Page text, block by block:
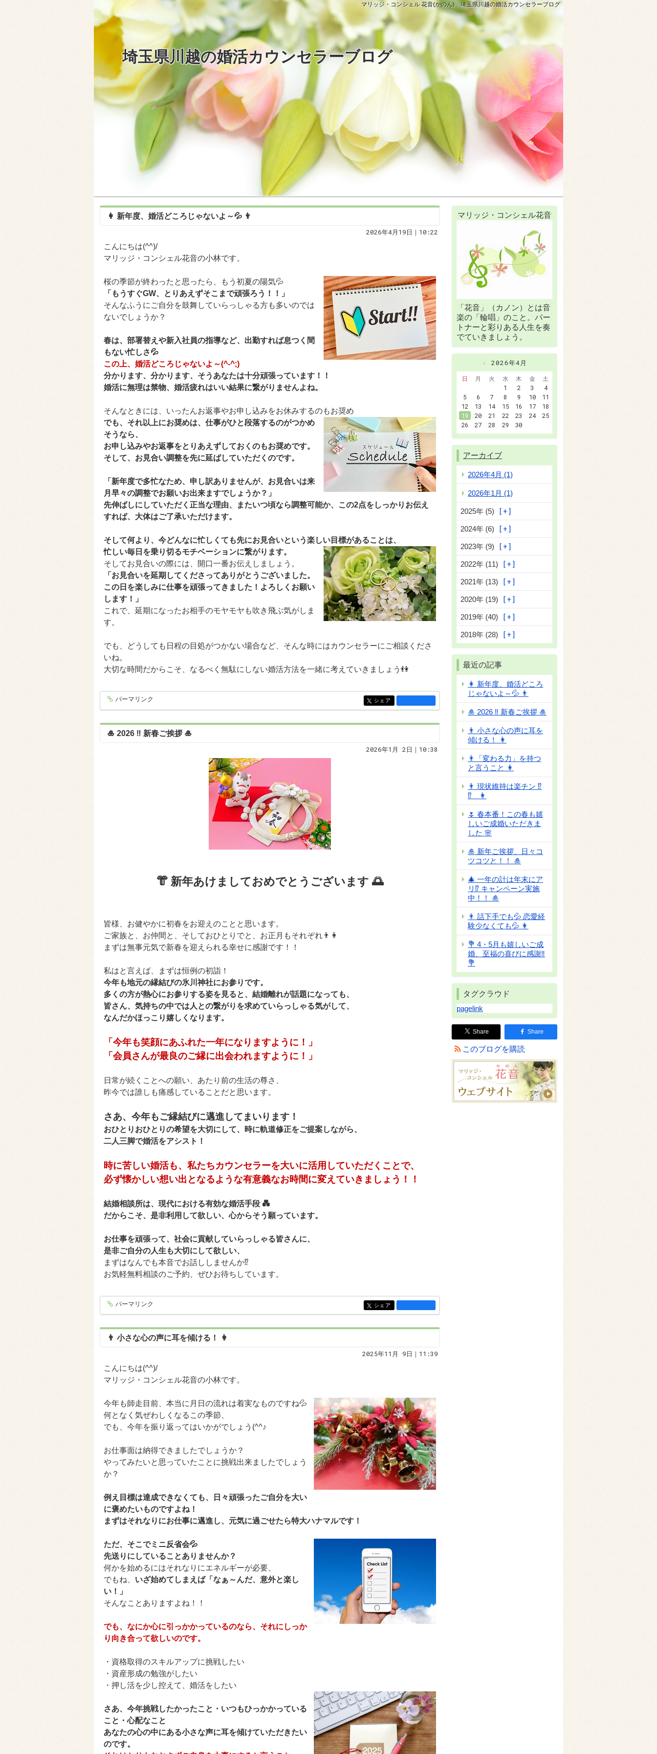
マリッジ・コンシェル 花音(かのん) 埼玉県川越の婚活カウンセラーブログ
埼玉県川越の婚活カウンセラーブログ
👩 新年度、婚活どころじゃないよ～💦 👨
2026年4月19日｜10:22
こんにちは(^^)/
マリッジ・コンシェル花音の小林です。
桜の季節が終わったと思ったら、もう初夏の陽気💦
「もうすぐGW、とりあえずそこまで頑張ろう！！」
そんなふうにご自分を鼓舞していらっしゃる方も多いのでは
ないでしょうか？
春は、部署替えや新入社員の指導など、出勤すれば息つく間
もない忙しさ💦
この上、婚活どころじゃないよ～(^-^;)
分かります、分かります、そうあなたは十分頑張っています！！
婚活に無理は禁物、婚活疲れはいい結果に繋がりませんよね。
そんなときには、いったんお返事やお申し込みをお休みするのもお奨め
でも、それ以上にお奨めは、仕事がひと段落するのがつかめ
そうなら、
お申し込みやお返事をとりあえずしておくのもお奨めです。
そして、お見合い調整を先に延ばしていただくのです。
「新年度で多忙なため、申し訳ありませんが、お見合いは来
月早々の調整でお願いお出来ますでしょうか？」
先伸ばしにしていただく正当な理由、またいつ頃なら調整可能か、この2点をしっかりお伝え
すれば、大体はご了承いただけます。
そして何より、今どんなに忙しくても先にお見合いという楽しい目標があることは、
忙しい毎日を乗り切るモチベーションに繋がります。
そしてお見合いの際には、開口一番お伝えしましょう。
「お見合いを延期してくださってありがとうございました。
この日を楽しみに仕事を頑張ってきました！よろしくお願い
します！」
これで、延期になったお相手のモヤモヤも吹き飛ぶ気がしま
す。
でも、どうしても日程の目処がつかない場合など、そんな時にはカウンセラーにご相談くださ
いね。
大切な時間だからこそ、なるべく無駄にしない婚活方法を一緒に考えていきましょう👫
entry1544
パーマリンク entry1544
シェア
🎍 2026 ‼ 新春ご挨拶 🎍
2026年1月 2日｜10:38
👘 新年あけましておめでとうございます 🌅
皆様、お健やかに初春をお迎えのことと思います。
ご家族と、お仲間と、そしておひとりでと、お正月もそれぞれ👨👩
まずは無事元気で新春を迎えられる幸せに感謝です！！
私はと言えば、まずは恒例の初詣！
今年も地元の縁結びの氷川神社にお参りです。
多くの方が熱心にお参りする姿を見ると、結婚離れが話題になっても、
皆さん、気持ちの中では人との繋がりを求めていらっしゃる気がして、
なんだかほっこり嬉しくなります。
「今年も笑顔にあふれた一年になりますように！」
「会員さんが最良のご縁に出会われますように！」
日常が続くことへの願い、あたり前の生活の尊さ、
昨今では誰しも痛感していることだと思います。
さあ、今年もご縁結びに邁進してまいります！
おひとりおひとりの希望を大切にして、時に軌道修正をご提案しながら、
二人三脚で婚活をアシスト！
時に苦しい婚活も、私たちカウンセラーを大いに活用していただくことで、
必ず懐かしい想い出となるような有意義なお時間に変えていきましょう！！
結婚相談所は、現代における有効な婚活手段 💑
だからこそ、是非利用して欲しい、心からそう願っています。
お仕事を頑張って、社会に貢献していらっしゃる皆さんに、
是非ご自分の人生も大切にして欲しい、
まずはなんでも本音でお話ししませんか⁉
お気軽無料相談のご予約、ぜひお待ちしています。
entry1540
パーマリンク entry1540
シェア
👨 小さな心の声に耳を傾ける！ 👩
2025年11月 9日｜11:39
こんにちは(^^)/
マリッジ・コンシェル花音の小林です。
今年も師走目前、本当に月日の流れは着実なものですね💦
何となく気ぜわしくなるこの季節、
でも、今年を振り返ってはいかがでしょう(^^♪
お仕事面は納得できましたでしょうか？
やってみたいと思っていたことに挑戦出来ましたでしょう
か？
例え目標は達成できなくても、日々頑張ったご自分を大い
に褒めたいものですよね！
まずはそれなりにお仕事に邁進し、元気に過ごせたら特大ハナマルです！
ただ、そこでミニ反省会💦
先送りにしていることありませんか？
何かを始めるにはそれなりにエネルギーが必要、
でもね、 いざ始めてしまえば「なぁ～んだ、意外と楽し
い！」
そんなことありますよね！！
でも、なにか心に引っかかっているのなら、それにしっか
り向き合って欲しいのです。
・資格取得のスキルアップに挑戦したい
・資産形成の勉強がしたい
・押し活を少し控えて、婚活をしたい
さあ、今年挑戦したかったこと・いつもひっかかっている
こと・心配なこと
あなたの心の中にある小さな声に耳を傾けていただきたい
のです。
マリッジ・コンシェル花音
「花音」（カノン）とは音
楽の「輪唱」のこと。パー
トナーと彩りある人生を奏
でていきましょう。
« 2026年4月
日
月 火 水 木 金
土
1
2 3
4
5
6 7 8 9 10
11
12
13 14 15 16 17
18
19
20 21 22 23 24
25
26
27 28 29 30
アーカイブ
2026年4月 (1)
2026年1月 (1)
2025年 (5)
2024年 (6)
2023年 (9)
2022年 (11)
2021年 (13)
2020年 (19)
2019年 (40)
2018年 (28)
最近の記事
👩 新年度、婚活どころ
じゃないよ～💦 👨
🎍 2026 ‼ 新春ご挨拶 🎍
👨 小さな心の声に耳を
傾ける！ 👩
👨「変わる力」を持つ
と言うこと 👩
👨 現状維持は楽チン ⁉
⁉ 👩
🌷 春本番！この春も嬉
しいご成婚いただきま
した 🌸
🎍 新年ご挨拶、日々コ
ツコツと！！ 🎍
🎄 一年の計は年末にア
リ⁉ キャンペーン実施
中！！ 🎍
👨 話下手でも💦 恋愛経
験少なくても💦 👩
💐 4・5月も嬉しいご成
婚、至福の喜びに感謝‼
💐
タグクラウド
pagelink
Share Share
このブログを購読